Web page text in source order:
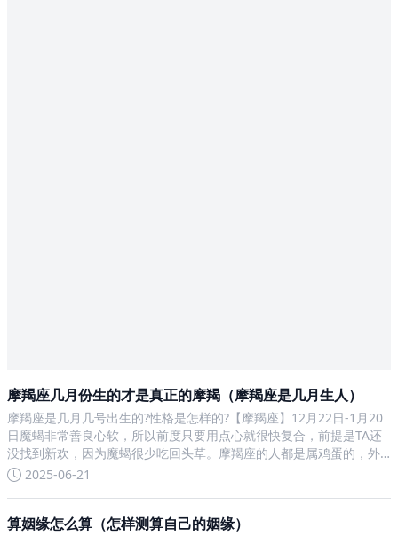
摩羯座几月份生的才是真正的摩羯（摩羯座是几月生人）
摩羯座是几月几号出生的?性格是怎样的?【摩羯座】12月22日-1月20
日魔蝎非常善良心软，所以前度只要用点心就很快复合，前提是TA还
没找到新欢，因为魔蝎很少吃回头草。摩羯座的人都是属鸡蛋的，外
表给人的印象是坚强、是对很多事情的毫不在意，其实，他们的骨子
2025-06-21
算姻缘怎么算（怎样测算自己的姻缘）